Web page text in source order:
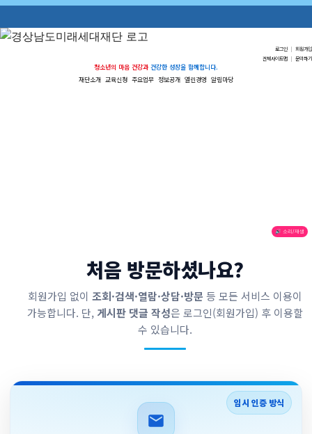
로그인 | 회원가입
전체사이트맵 | 문의하기
청소년의 마음 건강과 건강한 성장을 함께합니다.
재단소개 교육신청 주요업무 정보공개 열린경영 알림마당
🔊 소리/재생
처음 방문하셨나요?
회원가입 없이 조회·검색·열람·상담·방문 등 모든 서비스 이용이
가능합니다. 단, 게시판 댓글 작성은 로그인(회원가입) 후 이용할
수 있습니다.
임시 인증 방식